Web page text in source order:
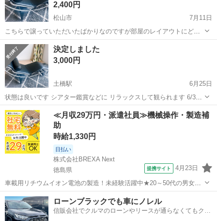
2,400円
松山市
7月11日
こちらで譲っていただいたばかりなのですが部屋のレイアウトにどう
しても合わず、どの方向に向けても設置できるスペースがなかったた
め、泣く泣く出品いたします。 【状態について】 傷、汚れ、破れなど
はなく、状態は良好です。まだまだ...
愛媛 松山市 ソファ
決定しました
3,000円
土橋駅
6月25日
状態は良いです シアター鑑賞などに リラックスして観られます 6/30
までに取りに来て頂ける方 軽四にものります、 軽いので女性でも運べ
ます
愛媛 松山市 土橋駅 ソファ
≪月収29万円・派遣社員≫機械操作・製造補
助
時給1,330円
日払い
株式会社BREXA Next
徳島県
提携サイト 4月23日
車載用リチウムイオン電池の製造！未経験活躍中★20～50代の男女活
躍中！寮費無料★備品付き1R寮完備！自宅からマイカー通勤OK！無料
駐車場完備◎正社員登用制度あり！《徳島県板野郡松茂町》 人気の工
場のお仕事 ◇車載用リチウ...
徳島 その他
ローンブラックでも車にノレル
信販会社でクルマのローンやリースが通らなくてもクル